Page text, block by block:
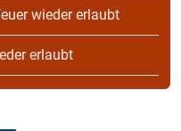
wieder erlaubt
erlaubt